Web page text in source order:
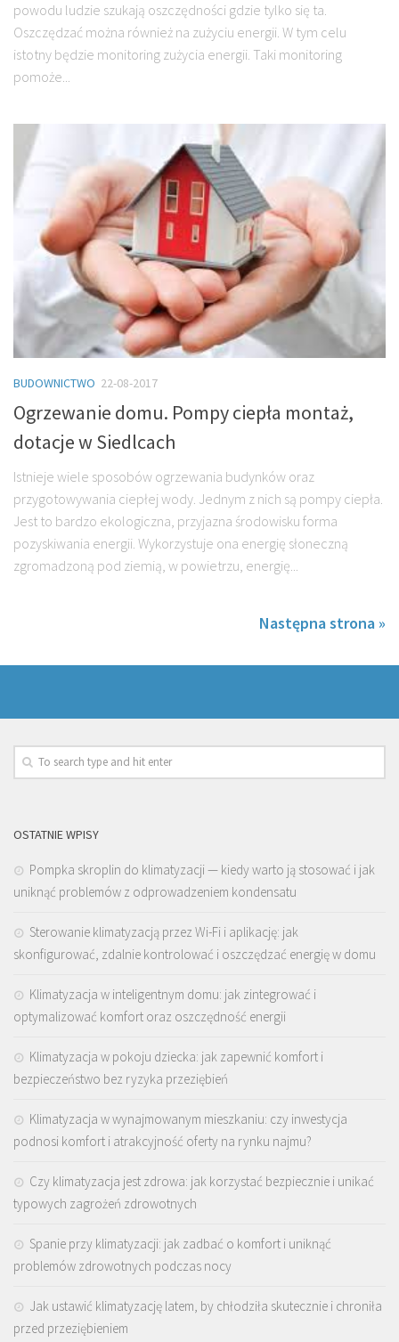
powodu ludzie szukają oszczędności gdzie tylko się ta.
Oszczędzać można również na zużyciu energii. W tym celu
istotny będzie monitoring zużycia energii. Taki monitoring
pomoże...
BUDOWNICTWO 22-08-2017
Ogrzewanie domu. Pompy ciepła montaż,
dotacje w Siedlcach
Istnieje wiele sposobów ogrzewania budynków oraz
przygotowywania ciepłej wody. Jednym z nich są pompy ciepła.
Jest to bardzo ekologiczna, przyjazna środowisku forma
pozyskiwania energii. Wykorzystuje ona energię słoneczną
zgromadzoną pod ziemią, w powietrzu, energię...
Następna strona »
OSTATNIE WPISY
Pompka skroplin do klimatyzacji — kiedy warto ją stosować i jak
uniknąć problemów z odprowadzeniem kondensatu
Sterowanie klimatyzacją przez Wi-Fi i aplikację: jak
skonfigurować, zdalnie kontrolować i oszczędzać energię w domu
Klimatyzacja w inteligentnym domu: jak zintegrować i
optymalizować komfort oraz oszczędność energii
Klimatyzacja w pokoju dziecka: jak zapewnić komfort i
bezpieczeństwo bez ryzyka przeziębień
Klimatyzacja w wynajmowanym mieszkaniu: czy inwestycja
podnosi komfort i atrakcyjność oferty na rynku najmu?
Czy klimatyzacja jest zdrowa: jak korzystać bezpiecznie i unikać
typowych zagrożeń zdrowotnych
Spanie przy klimatyzacji: jak zadbać o komfort i uniknąć
problemów zdrowotnych podczas nocy
Jak ustawić klimatyzację latem, by chłodziła skutecznie i chroniła
przed przeziębieniem